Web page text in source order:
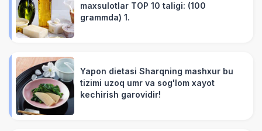
maxsulotlar TOP 10 taligi: (100
grammda) 1.
Yapon dietasi Sharqning mashxur bu
tizimi uzoq umr va sog'lom xayot
kechirish garovidir!